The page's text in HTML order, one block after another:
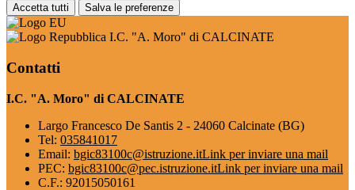
Accetta tutti Salva le preferenze
I.C. "A. Moro" di CALCINATE
Contatti
I.C. "A. Moro" di CALCINATE
Largo Francesco De Santis 2 - 24060 Calcinate (BG)
Tel: 035841017
Email: bgic83100c@istruzione.itLink per inviare una mail
PEC: bgic83100c@pec.istruzione.itLink per inviare una mail
C.F.: 92015050161